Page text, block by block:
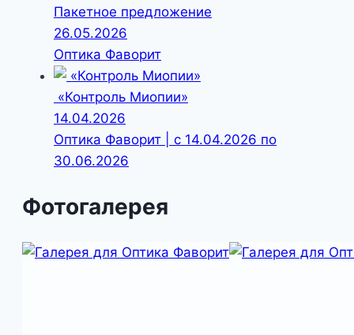
Пакетное предложение
26.05.2026
Оптика Фаворит
«Контроль Миопии»
14.04.2026
Оптика Фаворит | с 14.04.2026 по
30.06.2026
Фотогалерея